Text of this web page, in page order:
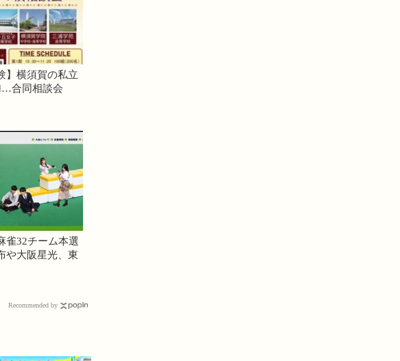
】横須賀の私立
…合同相談会
雀32チーム本選
や大阪星光、東
Recommended by